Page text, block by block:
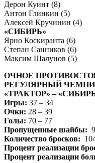
Дерон Куинт (8)
Антон Глинкин (5)
Алексей Кручинин (4)
«СИБИРЬ»
Ярно Коскиранта (6)
Степан Санников (6)
Максим Шалунов (5)
ОЧНОЕ
РЕГУЛЯРНЫЙ
«ТРАКТОР» –
Игры: 37 – 34
Очки: 28 – 39
Голы: 70 – 77
Пропущенные шайбы:
Количество бросков:
Процент реализации
Процент реализации